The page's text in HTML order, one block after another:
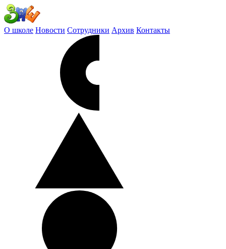
О школе Новости Сотрудники Архив Контакты